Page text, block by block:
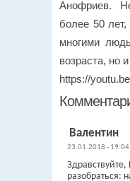
Анофриев.
более 50
многими
возраста, но
https://
Валентин
23.01.2018 - 19:04
разобраться: